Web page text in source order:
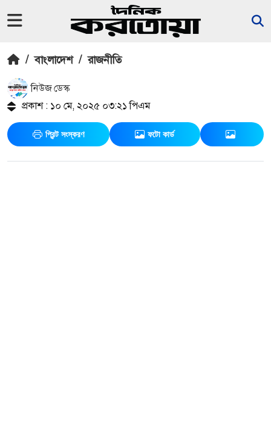
/ বাংলাদেশ / রাজনীতি
নিউজ ডেস্ক
প্রকাশ : ১০ মে, ২০২৫ ০৩:২১ পিএম
প্রিন্ট সংস্করণ ফটো কার্ড